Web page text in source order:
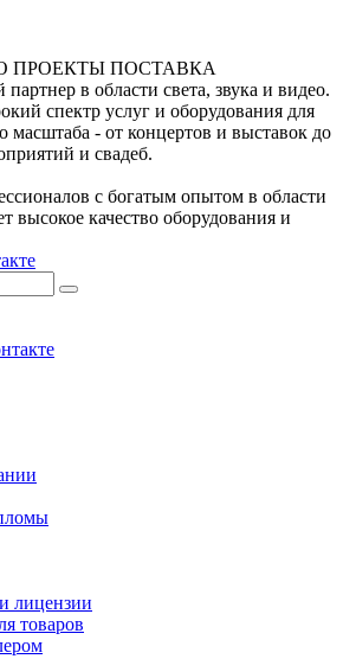
ПРОЕКТЫ ПОСТАВКА
в области света, звука и видео.
спектр услуг и оборудования для
масштаба - от концертов и выставок до
и свадеб.
с богатым опытом в области
высокое качество оборудования и
лицензии
товаров